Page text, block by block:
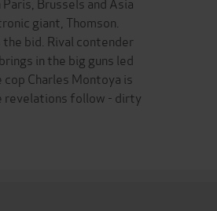
giant, Thomson.
bid. Rival contender
in the big guns led
Charles Montoya is
revelations follow - dirty